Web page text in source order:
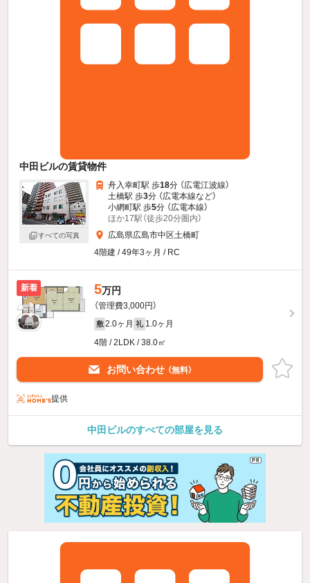
中田ビルの賃貸物件
すべての写真
舟入幸町駅 歩18分 （広電江波線）
土橋駅 歩3分 （広電本線など）
小網町駅 歩5分 （広電本線）
ほか17駅（徒歩20分圏内）
広島県広島市中区土橋町
4階建 / 49年3ヶ月 / RC
新着 5万円
（管理費3,000円）
敷 2.0ヶ月 礼 1.0ヶ月
4階 / 2LDK / 38.0㎡
お問い合わせ （無料）
提供
中田ビルのすべての部屋を見る